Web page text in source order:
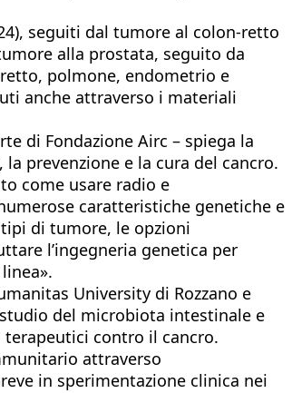
seguiti dal tumore al colon-retto
alla prostata, seguito da
polmone, endometrio e
anche attraverso i materiali
di Fondazione Airc – spiega la
prevenzione e la cura del cancro.
come usare radio e
caratteristiche genetiche e
di tumore, le opzioni
l’ingegneria genetica per
University di Rozzano e
del microbiota intestinale e
contro il cancro.
attraverso
in sperimentazione clinica nei